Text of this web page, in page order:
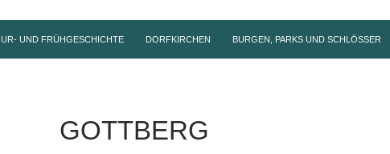
UR- UND FRÜHGESCHICHTE DORFKIRCHEN BURGEN, PARKS UND SCHLÖSSER
GOTTBERG